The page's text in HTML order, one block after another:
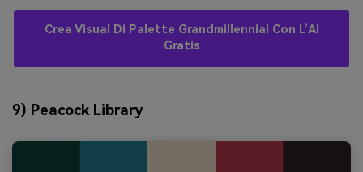
Crea Visual Di Palette Grandmillennial Con L’AI
Gratis
9) Peacock Library